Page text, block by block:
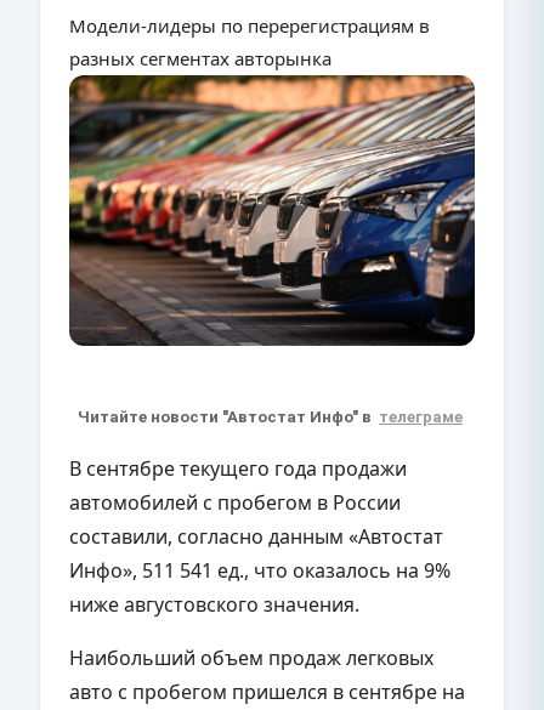
Модели-лидеры по перерегистрациям в
разных сегментах авторынка
Читайте новости "Автостат Инфо" в телеграме
В сентябре текущего года продажи
автомобилей с пробегом в России
составили, согласно данным «Автостат
Инфо», 511 541 ед., что оказалось на 9%
ниже августовского значения.
Наибольший объем продаж легковых
авто с пробегом пришелся в сентябре на